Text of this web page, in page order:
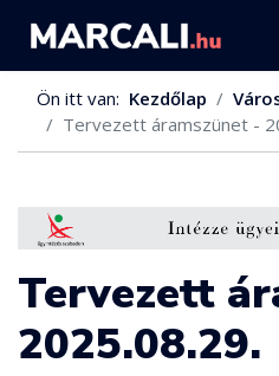
Ön itt van: Kezdőlap
Tervezett áramszünet -
Tervezett
2025.08.29.